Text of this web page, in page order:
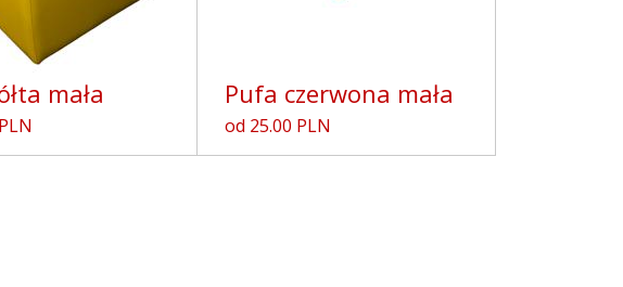
mała Pufa czerwona mała
od 25.00 PLN